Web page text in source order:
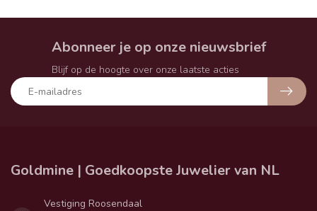
Abonneer je op onze nieuwsbrief
Blijf op de hoogte over onze laatste acties
Goldmine | Goedkoopste Juwelier van NL
Vestiging Roosendaal